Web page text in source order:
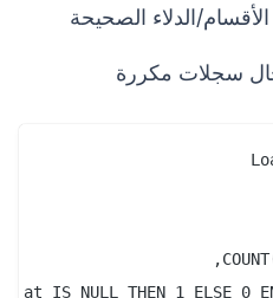
الدلاء الصحيحة
سجلات مكررة